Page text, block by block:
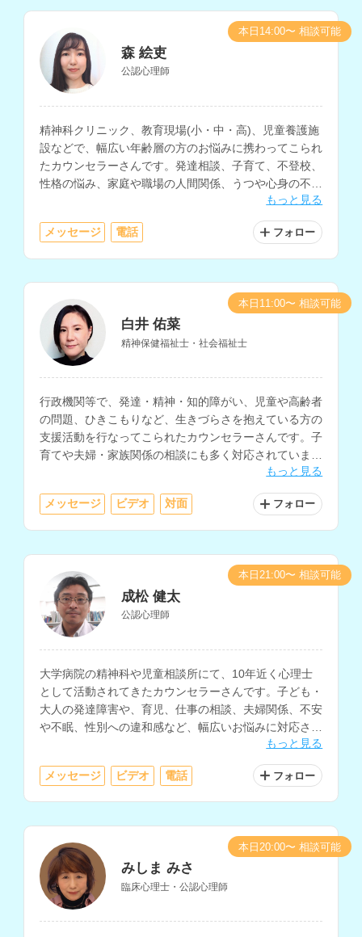
森 絵吏
公認心理師
精神科クリニック、教育現場(小・中・高)、児童養護施
設などで、幅広い年齢層の方のお悩みに携わってこられ
たカウンセラーさんです。発達相談、子育て、不登校、
性格の悩み、家庭や職場の人間関係、うつや心身の不
調、自己理解や生きにくさ等に関する相談を多く経験さ
もっと見る
メッセージ 電話 フォロー
本日14:00〜 相談可能
白井 佑菜
精神保健福祉士・社会福祉士
行政機関等で、発達・精神・知的障がい、児童や高齢者
の問題、ひきこもりなど、生きづらさを抱えている方の
支援活動を行なってこられたカウンセラーさんです。子
育てや夫婦・家族関係の相談にも多く対応されていま
もっと見る
メッセージ ビデオ 対面 フォロー
本日11:00〜 相談可能
成松 健太
公認心理師
大学病院の精神科や児童相談所にて、10年近く心理士
として活動されてきたカウンセラーさんです。子ども・
大人の発達障害や、育児、仕事の相談、夫婦関係、不安
や不眠、性別への違和感など、幅広いお悩みに対応され
もっと見る
メッセージ ビデオ 電話 フォロー
本日21:00〜 相談可能
みしま みさ
臨床心理士・公認心理師
本日20:00〜 相談可能